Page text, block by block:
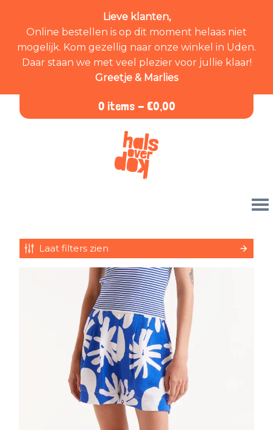
Lieve klanten,
Online bestellen is op dit moment helaas niet
mogelijk. Kom gezellig naar onze winkel in Uden.
Daar staan we met veel plezier voor jullie klaar!
Greetje & Marlies
0 items - €0,00
Laat filters zien